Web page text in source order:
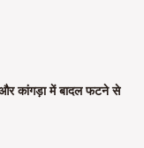
कांगड़ा में बादल फटने से